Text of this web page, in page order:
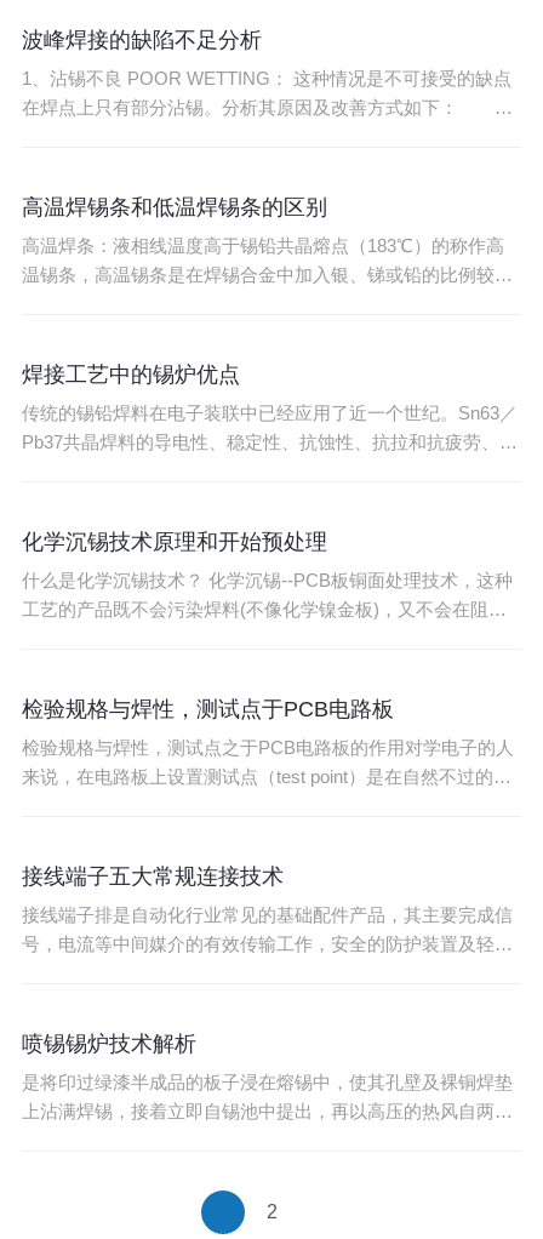
技术管理人员。 一、课程目的：人类在电子制造技术上为了方
便大批量生产而开发出来的波峰焊接技
波峰焊接的缺陷不足分析
1、沾锡不良 POOR WETTING： 这种情况是不可接受的缺点
在焊点上只有部分沾锡。分析其原因及改善方式如下： 1-
通常用于脱模及润滑之用通常会在基板及零件脚上发现而
SILICON OIL
高温焊锡条和低温焊锡条的区别
高温焊条：液相线温度高于锡铅共晶熔点（183℃）的称作高
温锡条，高温锡条是在焊锡合金中加入银、锑或铅的比例较高
条。低温锡条是在锡铅合金中加入铋、铟、镉等成份而形成。
多用于微电子传感器等耐热性较差的零件组装。CM
焊接工艺中的锡炉优点
传统的锡铅焊料在电子装联中已经应用了近一个世纪。Sn63／
Pb37共晶焊料的导电性、稳定性、抗蚀性、抗拉和抗疲劳、机
的污染太大，波峰焊开始渐渐从有铅向无铅转型。据统计，某
些地区地下水的含铅量已超标30倍。 虽然
化学沉锡技术原理和开始预处理
什么是化学沉锡技术？ 化学沉锡--PCB板铜面处理技术，这种
工艺的产品既不会污染焊料(不像化学镍金板)，又不会在阻焊
适应全球战略发展，逐步实现无铅化和PCB板市场发展的需
要，用不含铅的化学沉锡工艺取代目前的热
检验规格与焊性，测试点于PCB电路板
检验规格与焊性，测试点之于PCB电路板的作用对学电子的人
来说，在电路板上设置测试点（test point）是在自然不过的事
作用。我记得我第一次进PCBA加工厂工作当制程工程师的时
候，还曾经为了这个测试点问过好多人
接线端子五大常规连接技术
接线端子排是自动化行业常见的基础配件产品，其主要完成信
号，电流等中间媒介的有效传输工作，安全的防护装置及轻便
简单，种类丰富，可为行业伙伴提供成千上万种解决方案。当
连接中的端子因烧坏发生短路时，端子的应用优势立
喷锡锡炉技术解析
是将印过绿漆半成品的板子浸在熔锡中，使其孔壁及裸铜焊垫
上沾满焊锡，接着立即自锡池中提出，再以高压的热风自两侧
整平。由于传统式垂直喷锡常会造成每个直立焊垫下缘存有锡
垂(Solder Sag)现象，非常不利于表面黏装
2